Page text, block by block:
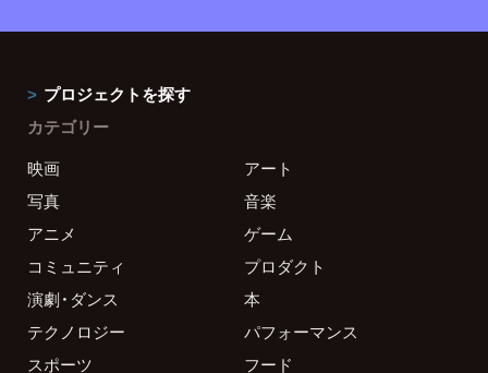
プロジェクトを探す
カテゴリー
映画
アート
写真
音楽
アニメ
ゲーム
コミュニティ
プロダクト
演劇・ダンス
本
テクノロジー
パフォーマンス
スポーツ
フード